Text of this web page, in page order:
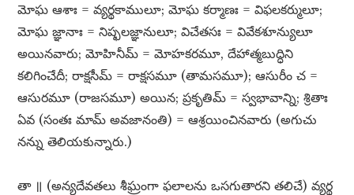
మోఘ ఆశాః = వ్యర్థకాములూ; మోఘ కర్మాణః = విఫలకర్ములూ;
మోఘ జ్ఞానాః = నిష్ఫలజ్ఞానులూ; విచేతసః = వివేకశూన్యులూ
అయినవారు; మోహినీమ్​ = మోహకరమూ, దేహాత్మబుద్ధిని
కలిగించేదీ; రాక్షసీమ్​ = రాక్షసమూ (తామసమూ); ఆసురీం చ =
ఆసురమూ (రాజసమూ) అయిన; ప్రకృతిమ్​ = స్వభావాన్ని; శ్రితాః
ఏవ (సంతః మామ్​ అవజానంతి) = ఆశ్రయించినవారు (అగుచు
నన్ను తెలియకున్నారు.)
తా ॥ (అన్యదేవతలు శీఘ్రంగా ఫలాలను ఒసగుతారని తలిచే) వ్యర్థ